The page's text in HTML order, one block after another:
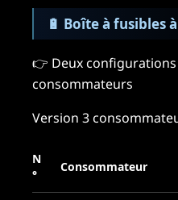
🔋 Boîte à fusibles
👉 Deux configurations
consommateurs
Version 3
N
°
Consommateur